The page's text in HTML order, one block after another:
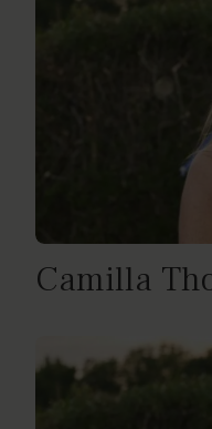
Camilla